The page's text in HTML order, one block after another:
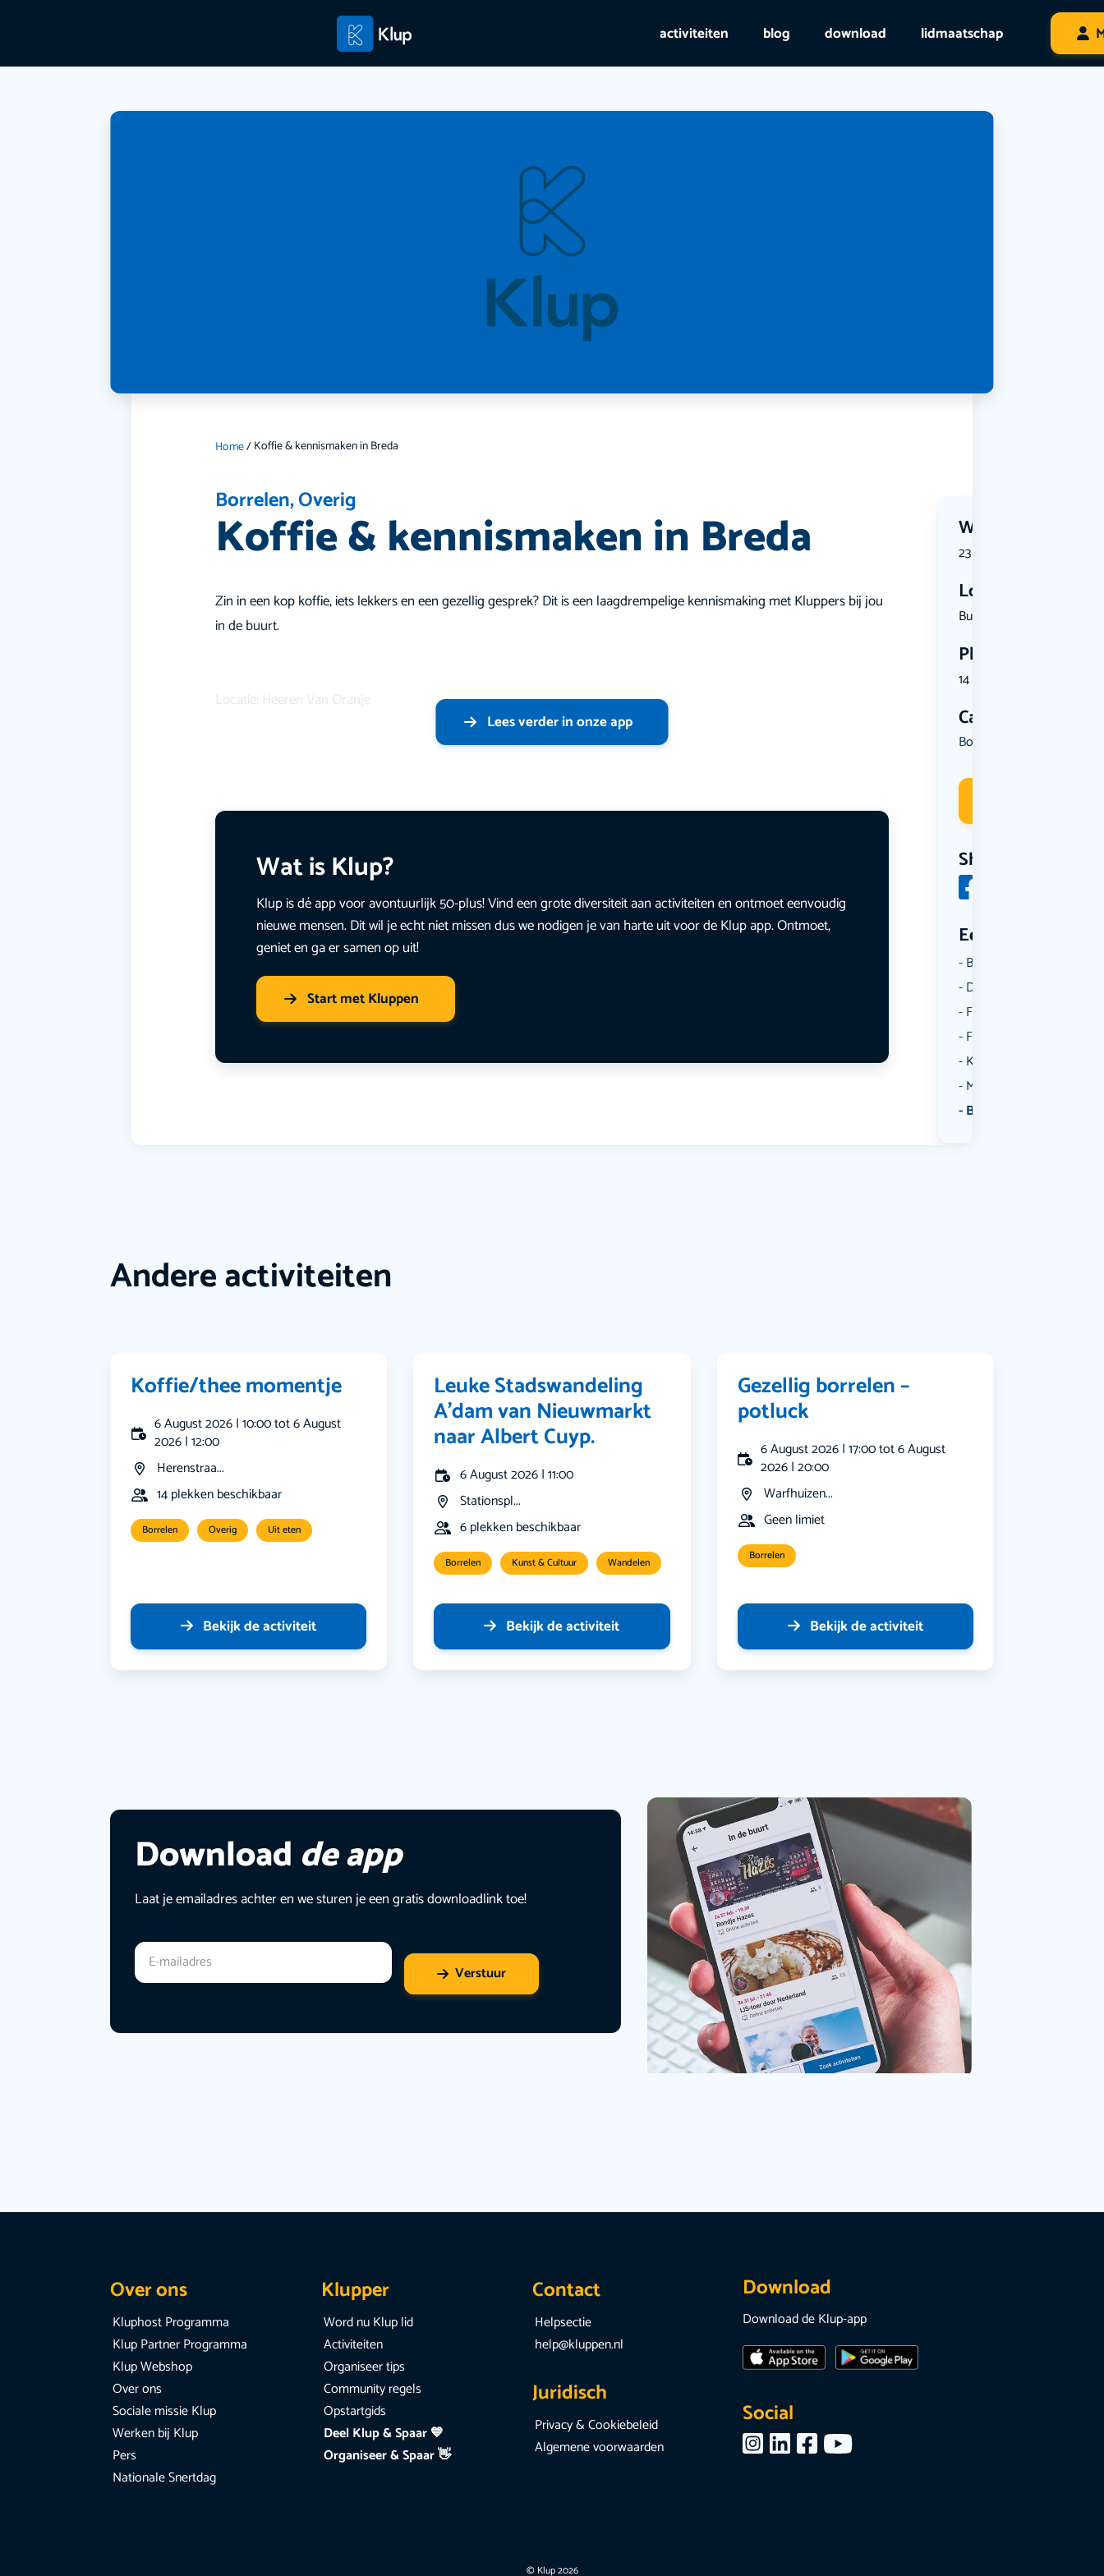
activiteiten blog download lidmaatschap
Home/Koffie & kennismaken in Breda
Borrelen,Overig
Koffie & kennismaken in Breda Wanneer?
23 August 2026 | 11:00
Locatie
Burgemeest...
Plekken
14 plekken beschikbaar
Categorie
Borrelen
Share
Een aantal
Borrelen
Dansen
Fietsen
Film
Kunst & Cultuur
Muziek
Bekijk alle categorieën
Zin in een kop koffie, iets lekkers en een gezellig gesprek? Dit is een laagdrempelige kennismaking met Kluppers bij jou
in de buurt.
Locatie: Heeren Van Oranje
Lees verder in onze app
Wat is Klup?
Klup is dé app voor avontuurlijk 50-plus! Vind een grote diversiteit aan activiteiten en ontmoet eenvoudig
nieuwe mensen. Dit wil je echt niet missen dus we nodigen je van harte uit voor de Klup app. Ontmoet,
geniet en ga er samen op uit!
Start met Kluppen
Andere activiteiten
Koffie/thee momentje
6 August 2026 | 10:00 tot 6 August
2026 | 12:00
Herenstraa...
14 plekken beschikbaar
Borrelen Overig Uit eten
Bekijk de activiteit
Leuke Stadswandeling
A’dam van Nieuwmarkt
naar Albert Cuyp.
6 August 2026 | 11:00
Stationspl...
6 plekken beschikbaar
Borrelen Kunst & Cultuur Wandelen
Bekijk de activiteit
Gezellig borrelen –
potluck
6 August 2026 | 17:00 tot 6 August
2026 | 20:00
Warfhuizen...
Geen limiet
Borrelen
Bekijk de activiteit
Download de app
Laat je emailadres achter en we sturen je een gratis downloadlink toe!
Verstuur
Over ons
Kluphost Programma
Klup Partner Programma
Klup Webshop
Over ons
Sociale missie Klup
Werken bij Klup
Pers
Nationale Snertdag
Klupper
Word nu Klup lid
Activiteiten
Organiseer tips
Community regels
Opstartgids
Deel Klup & Spaar 💙
Organiseer & Spaar 👋
Contact
Helpsectie
help@kluppen.nl
Juridisch
Privacy & Cookiebeleid
Algemene voorwaarden
Download
Download de Klup-app
Social
© Klup 2026